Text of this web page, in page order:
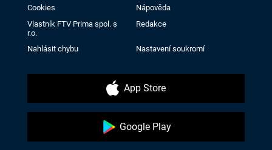
Cookies
Nápověda
Vlastník FTV Prima spol. s
r.o.
Redakce
Nahlásit chybu Nastavení soukromí
App Store
Google Play